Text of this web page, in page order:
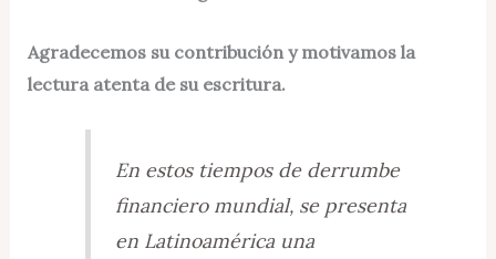
Agradecemos su contribución y motivamos la
lectura atenta de su escritura.
En estos tiempos de derrumbe
financiero mundial, se presenta
en Latinoamérica una